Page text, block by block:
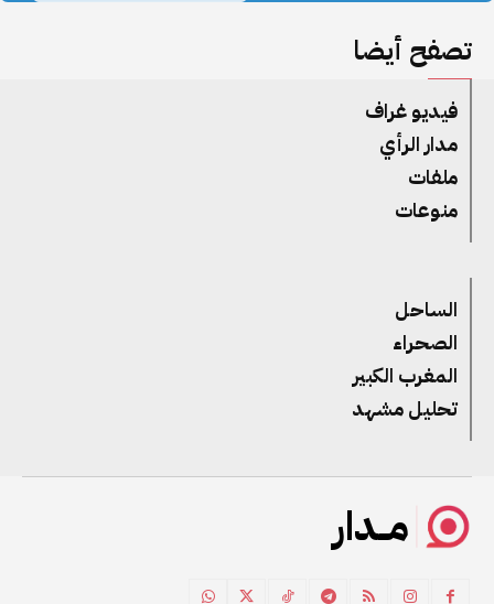
تصفح أيضا
فيديو غراف
مدار الرأي
ملفات
منوعات
الساحل
الصحراء
المغرب الكبير
تحليل مشهد
مــدار